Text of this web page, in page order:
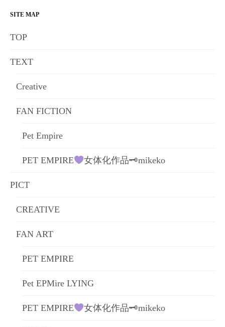
ー
シ
ン
SITE MAP
TOP
TEXT
Creative
FAN FICTION
Pet Empire
PET EMPIRE 女体化作品🗝mikeko
PICT
CREATIVE
FAN ART
PET EMPIRE
Pet EPMire LYING
PET EMPIRE 女体化作品🗝mikeko